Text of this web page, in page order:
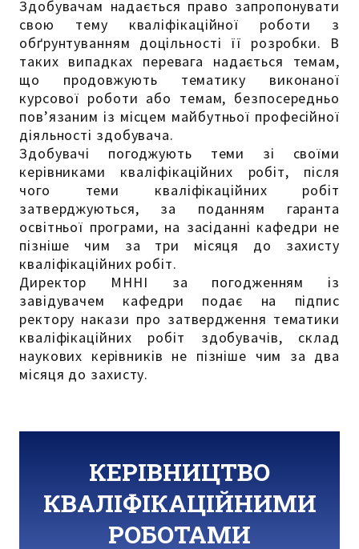
Здобувачам надається право запропонувати
свою тему кваліфікаційної роботи з
обґрунтуванням доцільності її розробки. В
таких випадках перевага надається темам,
що продовжують тематику виконаної
курсової роботи або темам, безпосередньо
пов’язаним із місцем майбутньої професійної
діяльності здобувача.
Здобувачі погоджують теми зі своїми
керівниками кваліфікаційних робіт, після
чого теми кваліфікаційних робіт
затверджуються, за поданням гаранта
освітньої програми, на засіданні кафедри не
пізніше чим за три місяця до захисту
кваліфікаційних робіт.
Директор МННІ за погодженням із
завідувачем кафедри подає на підпис
ректору накази про затвердження тематики
кваліфікаційних робіт здобувачів, склад
наукових керівників не пізніше чим за два
місяця до захисту.
КЕРІВНИЦТВО
КВАЛІФІКАЦІЙНИМИ
РОБОТАМИ